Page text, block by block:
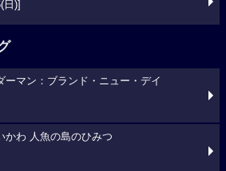
日)]
マン：ブランド・ニュー・デイ
わ 人魚の島のひみつ